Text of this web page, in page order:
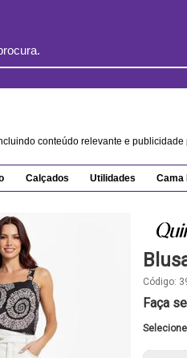
conteúdo relevante e
Calçados Utilidades Cama
Código:
Faça